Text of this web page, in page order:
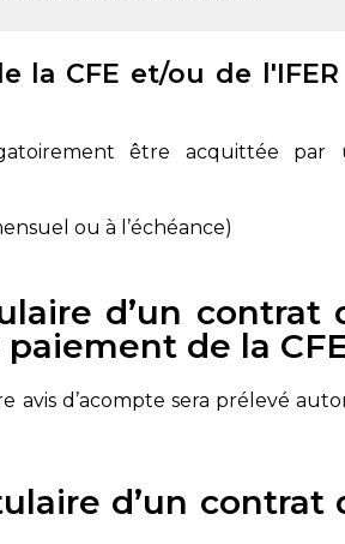
la CFE et/ou de
être acquittée par
ou à l’échéance)
d’un contrat
de la
avis d’acompte sera prélevé
d’un